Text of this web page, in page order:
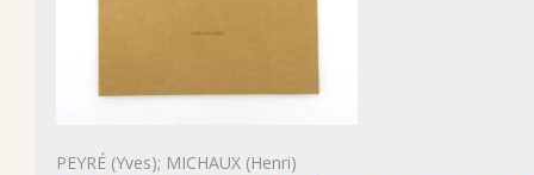
PEYRÉ (Yves); MICHAUX (Henri)